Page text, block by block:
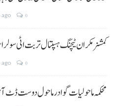
ago 0
کمشنر مکران ٹیچنگ ہسپتال تربت اٹی
ago 0
محکمہ ماحولیات گوادر ماحول دوست ڈٹ